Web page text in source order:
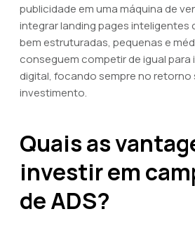
publicidade em uma máquina de
integrar landing pages inteligentes
bem estruturadas, pequenas e
conseguem competir de igual para
digital, focando sempre no retorno
investimento.
Quais as
investir em
de ADS?